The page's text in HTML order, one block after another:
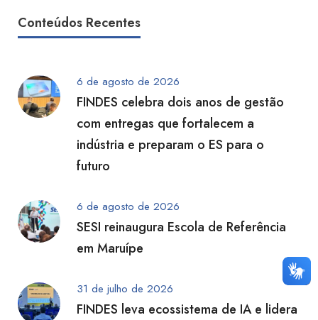
Conteúdos Recentes
6 de agosto de 2026
FINDES celebra dois anos de gestão
com entregas que fortalecem a
indústria e preparam o ES para o
futuro
6 de agosto de 2026
SESI reinaugura Escola de Referência
em Maruípe
31 de julho de 2026
FINDES leva ecossistema de IA e lidera